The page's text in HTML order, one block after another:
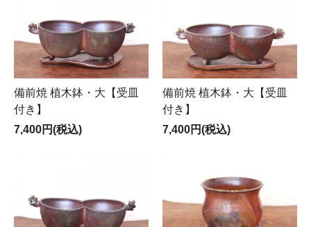
備前焼 植木鉢・大【受皿
付き】
7,400円(税込)
備前焼 植木鉢・大【受皿
付き】
7,400円(税込)